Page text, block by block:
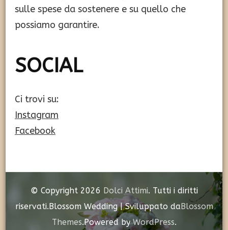
sulle spese da sostenere e su quello che
possiamo garantire.
SOCIAL
Ci trovi su:
Instagram
Facebook
© Copyright 2026 Dolci Attimi. Tutti i diritti
riservati. Blossom Wedding | Sviluppato da Blossom
Themes.Powered byWordPress.